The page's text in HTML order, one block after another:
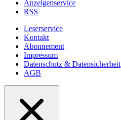
Anzeigenservice
RSS
Leserservice
Kontakt
Abonnement
Impressum
Datenschutz & Datensicherheit
AGB